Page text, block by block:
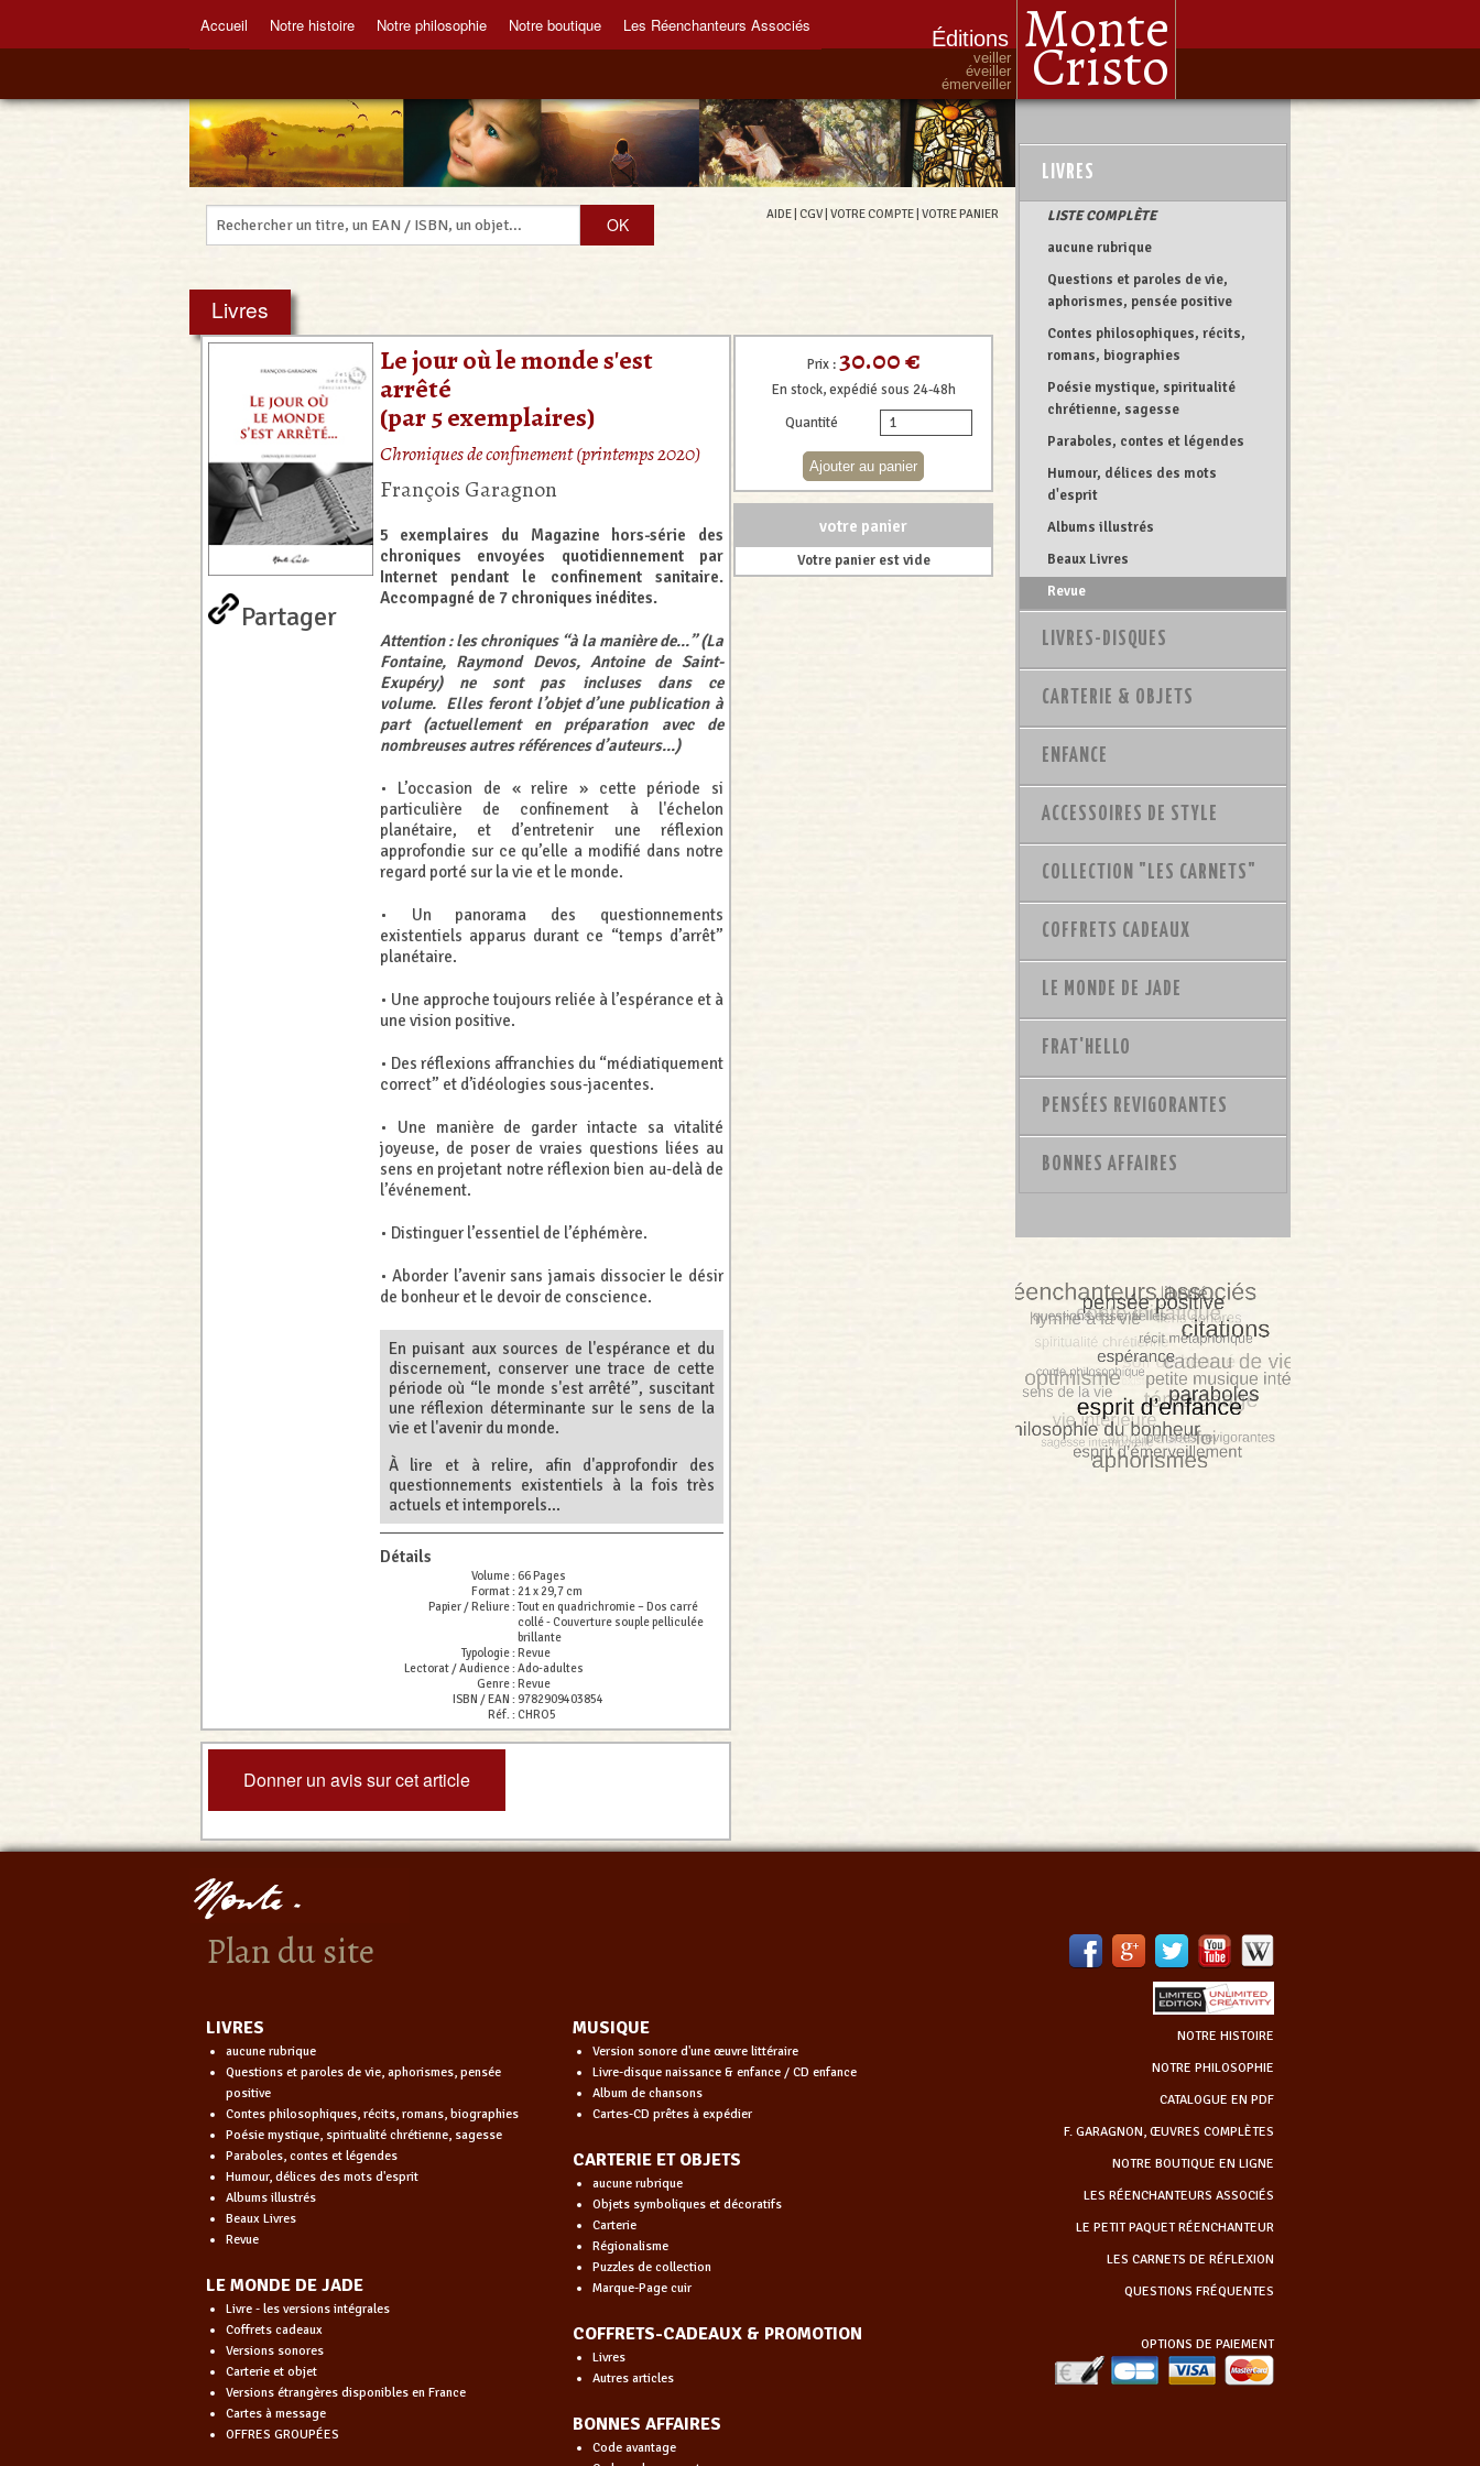
Éditions Monte
Cristo
veiller
éveiller
émerveiller
Accueil Notre histoire Notre philosophie Notre boutique Les Réenchanteurs Associés
AIDE CGV| VOTRE COMPTE VOTRE PANIER
Livres
Partager
Le jour où le monde s'est
arrêté
(par 5 exemplaires)
Chroniques de confinement (printemps 2020)
François Garagnon
5 exemplaires du Magazine hors-série des
chroniques envoyées quotidiennement par
Internet pendant le confinement sanitaire.
Accompagné de 7 chroniques inédites.
Attention : les chroniques “à la manière de...” (La
Fontaine, Raymond Devos, Antoine de Saint-
Exupéry) ne sont pas incluses dans ce
volume. Elles feront l’objet d’une publication à
part (actuellement en préparation avec de
nombreuses autres références d’auteurs...)
• L’occasion de « relire » cette période si
particulière de confinement à l'échelon
planétaire, et d’entretenir une réflexion
approfondie sur ce qu’elle a modifié dans notre
regard porté sur la vie et le monde.
• Un panorama des questionnements
existentiels apparus durant ce “temps d’arrêt”
planétaire.
• Une approche toujours reliée à l’espérance et à
une vision positive.
• Des réflexions affranchies du “médiatiquement
correct” et d’idéologies sous-jacentes.
• Une manière de garder intacte sa vitalité
joyeuse, de poser de vraies questions liées au
sens en projetant notre réflexion bien au-delà de
l’événement.
• Distinguer l’essentiel de l’éphémère.
• Aborder l’avenir sans jamais dissocier le désir
de bonheur et le devoir de conscience.
En puisant aux sources de l'espérance et du
discernement, conserver une trace de cette
période où “le monde s'est arrêté”, suscitant
une réflexion déterminante sur le sens de la
vie et l'avenir du monde.
À lire et à relire, afin d'approfondir des
questionnements existentiels à la fois très
actuels et intemporels...
Détails
Volume :66 Pages
Format : 21 x 29,7 cm
Papier / Reliure :Tout en quadrichromie – Dos carré
collé - Couverture souple pelliculée
brillante
Typologie : Revue
Lectorat / Audience :Ado-adultes
Genre : Revue
ISBN / EAN :9782909403854
Réf. :CHRO5
Donner un avis sur cet article
Prix :30.00 €
En stock, expédié sous 24-48h
Quantité
votre panier
Votre panier est vide
LIVRES
LISTE COMPLÈTE
aucune rubrique
Questions et paroles de vie,
aphorismes, pensée positive
Contes philosophiques, récits,
romans, biographies
Poésie mystique, spiritualité
chrétienne, sagesse
Paraboles, contes et légendes
Humour, délices des mots
d'esprit
Albums illustrés
Beaux Livres
Revue
LIVRES-DISQUES
CARTERIE & OBJETS
ENFANCE
ACCESSOIRES DE STYLE
COLLECTION "LES CARNETS"
COFFRETS CADEAUX
LE MONDE DE JADE
FRAT'HELLO
PENSÉES REVIGORANTES
BONNES AFFAIRES
Plan du site
NOTRE HISTOIRE
NOTRE PHILOSOPHIE
CATALOGUE EN PDF
F. GARAGNON, ŒUVRES COMPLÈTES
NOTRE BOUTIQUE EN LIGNE
LES RÉENCHANTEURS ASSOCIÉS
LE PETIT PAQUET RÉENCHANTEUR
LES CARNETS DE RÉFLEXION
QUESTIONS FRÉQUENTES
OPTIONS DE PAIEMENT
LIVRES
aucune rubrique
Questions et paroles de vie, aphorismes, pensée
positive
Contes philosophiques, récits, romans, biographies
Poésie mystique, spiritualité chrétienne, sagesse
Paraboles, contes et légendes
Humour, délices des mots d'esprit
Albums illustrés
Beaux Livres
Revue
LE MONDE DE JADE
Livre - les versions intégrales
Coffrets cadeaux
Versions sonores
Carterie et objet
Versions étrangères disponibles en France
Cartes à message
OFFRES GROUPÉES
MUSIQUE
Version sonore d'une œuvre littéraire
Livre-disque naissance & enfance / CD enfance
Album de chansons
Cartes-CD prêtes à expédier
CARTERIE ET OBJETS
aucune rubrique
Objets symboliques et décoratifs
Carterie
Régionalisme
Puzzles de collection
Marque-Page cuir
COFFRETS-CADEAUX & PROMOTION
Livres
Autres articles
BONNES AFFAIRES
Code avantage